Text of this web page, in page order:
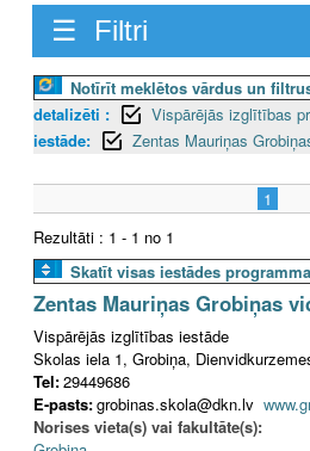
☰ Filtri
Notīrīt meklētos vārdus un
detalizēti :
Vispārējās izglītības
iestāde:
Zentas Mauriņas
1
Rezultāti : 1 - 1 no 1
Skatīt visas iestādes
Zentas Mauriņas Grobiņas
Vispārējās izglītības iestāde
Skolas iela 1, Grobiņa,
Tel:29449686
E-pasts:grobinas.skola@dkn.lv
Norises vieta(s) vai fakultāte(s):